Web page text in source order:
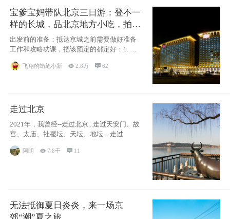
宝爹宝妈带队北京三日游：登不一
样的长城，品北京地方小吃，拍盘
古七星夜景！
出发前的准备：抵达京城之前需要做好准备
工作和攻略功课，把该预定的都定好：1. 酒
飞翔的蜡笔小新 2.8万 62
走过北京
2021年，我曾经--走过北京...走过天安门、故
宫、太庙、社稷坛、天坛、地坛…走过
阿眀 7.8千  11
无法抵御夏日炎炎，来一场京